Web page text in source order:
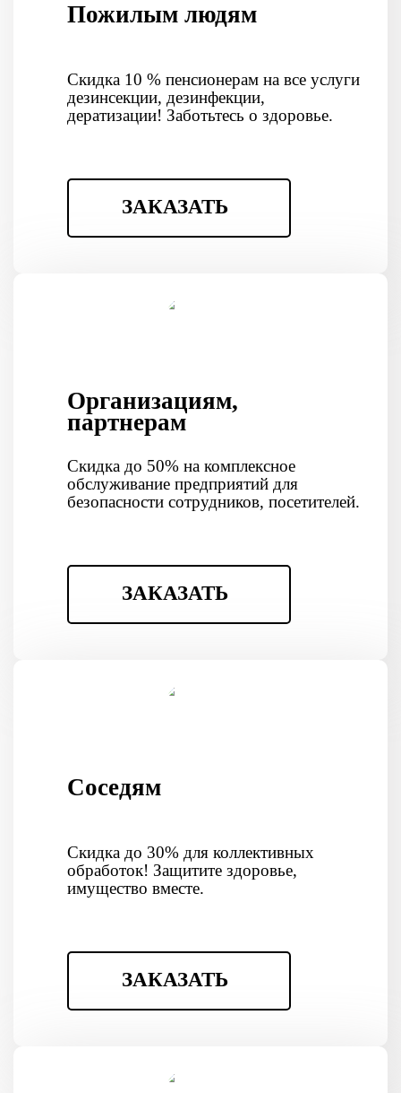
Пожилым людям
Скидка 10 % пенсионерам на все услуги
дезинсекции, дезинфекции,
дератизации! Заботьтесь о здоровье.
ЗАКАЗАТЬ
Организациям,
партнерам
Скидка до 50% на комплексное
обслуживание предприятий для
безопасности сотрудников, посетителей.
ЗАКАЗАТЬ
Соседям
Скидка до 30% для коллективных
обработок! Защитите здоровье,
имущество вместе.
ЗАКАЗАТЬ